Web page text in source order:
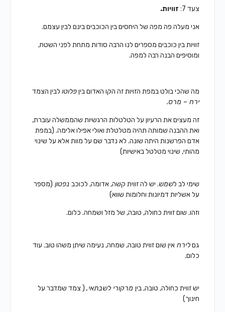
צעד 7: זוויות.
אני מעלה פה מפה של היחסים בין הכוכביםבינם לבין עצמם.
זוויות בין כוכבים מספרים לנו הרבה סודותמתחת לפני השטח,
ומוסיפים הבנה רבה למפה.
מה שהכי בולט במפת הזויותזה הקו האדום ביןפלוטולבין הצמד
ירח – מרס.
זה מעצים את הרעיון על הטלטלות הרגשיותשהממשלה עוברת,
ואת ההבנה שמותה תהיה מטלטלת ואולי אפילו אלימה. (במפת
אדם הפרשנות היתה שונה. לא נדבר שם על מוות אלא על שינוי
מהותי, שינוי מטלטל באישיות)
שימי לב לשמש.יש לה זווית קשה, אדומה, לכוכבנפטון(מספר
על אשליות דמיונות וחלומות שווא)
וזהו.שום זווית כחולה, טובה, של מזל ושמחה.כלום.
גםלירחאין שום זווית טובה, שמחה, נעימהשיתן משהו טוב.עוד
כלום.
יש זווית כחולה, טובה,ביןמרקורי לשבתאי,( צמד שמדבר על
חינוך)